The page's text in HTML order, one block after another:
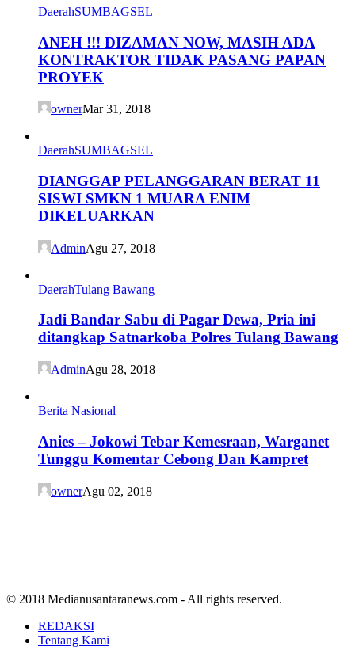
DaerahSUMBAGSEL
ANEH !!! DIZAMAN NOW, MASIH ADA
KONTRAKTOR TIDAK PASANG PAPAN
PROYEK
ownerMar 31, 2018
DaerahSUMBAGSEL
DIANGGAP PELANGGARAN BERAT 11
SISWI SMKN 1 MUARA ENIM
DIKELUARKAN
AdminAgu 27, 2018
DaerahTulang Bawang
Jadi Bandar Sabu di Pagar Dewa, Pria ini
ditangkap Satnarkoba Polres Tulang Bawang
AdminAgu 28, 2018
Berita Nasional
Anies – Jokowi Tebar Kemesraan, Warganet
Tunggu Komentar Cebong Dan Kampret
ownerAgu 02, 2018
© 2018 Medianusantaranews.com - All rights reserved.
REDAKSI
Tentang Kami